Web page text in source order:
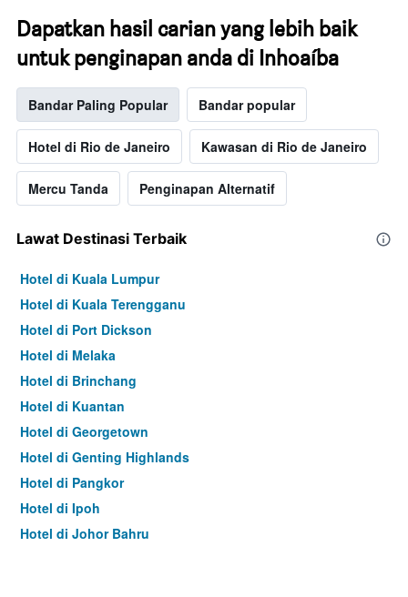
Dapatkan hasil carian yang lebih baik
untuk penginapan anda di Inhoaíba
Bandar Paling Popular Bandar popular
Hotel di Rio de Janeiro Kawasan di Rio de Janeiro
Mercu Tanda Penginapan Alternatif
Lawat Destinasi Terbaik
Hotel di Kuala Lumpur
Hotel di Kuala Terengganu
Hotel di Port Dickson
Hotel di Melaka
Hotel di Brinchang
Hotel di Kuantan
Hotel di Georgetown
Hotel di Genting Highlands
Hotel di Pangkor
Hotel di Ipoh
Hotel di Johor Bahru